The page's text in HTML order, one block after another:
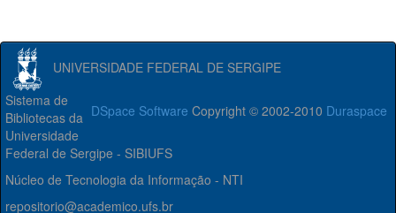
UNIVERSIDADE FEDERAL DE SERGIPE
DSpace Software Copyright © 2002-2010 Duraspace
Sistema de
Bibliotecas da
Universidade
Federal de Sergipe - SIBIUFS
Núcleo de Tecnologia da Informação - NTI
repositorio@academico.ufs.br